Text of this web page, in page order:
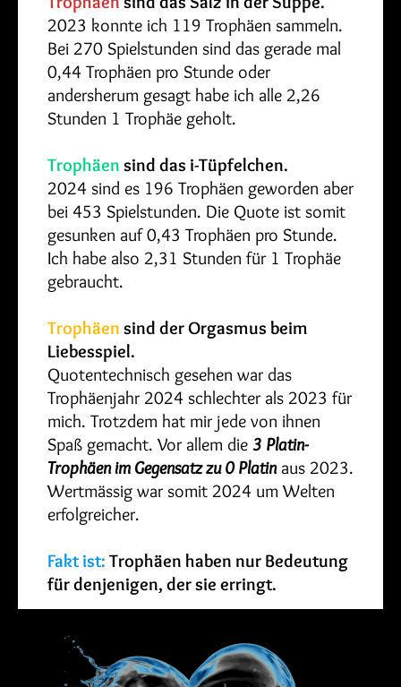
2023 konnte ich 119 Trophäen sammeln.
Bei 270 Spielstunden sind das gerade mal
0,44 Trophäen pro Stunde oder
andersherum gesagt habe ich alle 2,26
Stunden 1 Trophäe geholt.
Trophäen sind das i-Tüpfelchen.
2024 sind es 196 Trophäen geworden aber
bei 453 Spielstunden. Die Quote ist somit
gesunken auf 0,43 Trophäen pro Stunde.
Ich habe also 2,31 Stunden für 1 Trophäe
gebraucht.
Trophäen sind der Orgasmus beim
Liebesspiel.
Quotentechnisch gesehen war das
Trophäenjahr 2024 schlechter als 2023 für
mich. Trotzdem hat mir jede von ihnen
Spaß gemacht. Vor allem die 3 Platin-
Trophäen im Gegensatz zu 0 Platinaus 2023.
Wertmässig war somit 2024 um Welten
erfolgreicher.
Fakt ist: Trophäen haben nur Bedeutung
für denjenigen, der sie erringt.